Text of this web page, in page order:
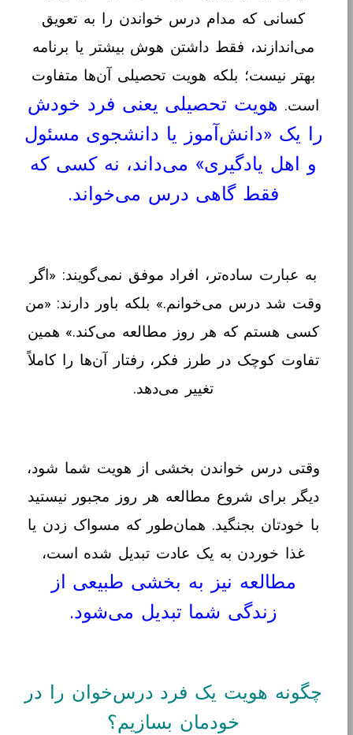
کسانی که مدام درس خواندن را به تعویق
می‌اندازند، فقط داشتن هوش بیشتر یا برنامه
بهتر نیست؛ بلکه هویت تحصیلی آن‌ها متفاوت
است. هویت تحصیلی یعنی فرد خودش
را یک «دانش‌آموز یا دانشجوی مسئول
و اهل یادگیری» می‌داند، نه کسی که
فقط گاهی درس می‌خواند.
به عبارت ساده‌تر، افراد موفق نمی‌گویند: «اگر
وقت شد درس می‌خوانم.» بلکه باور دارند: «من
کسی هستم که هر روز مطالعه می‌کند.» همین
تفاوت کوچک در طرز فکر، رفتار آن‌ها را کاملاً
تغییر می‌دهد.
وقتی درس خواندن بخشی از هویت شما شود،
دیگر برای شروع مطالعه هر روز مجبور نیستید
با خودتان بجنگید. همان‌طور که مسواک زدن یا
غذا خوردن به یک عادت تبدیل شده است،
مطالعه نیز به بخشی طبیعی از
زندگی شما تبدیل می‌شود.
چگونه هویت یک فرد درس‌خوان را در
خودمان بسازیم؟